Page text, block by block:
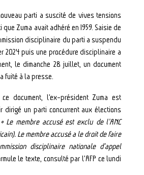
parti a suscité de vives tensions
que Zuma avait adhéré en 1959. Saisie de
disciplinaire du parti a suspendu
2024 puis une procédure disciplinaire a
le dimanche 28 juillet, un document
fuité à la presse.
document, l’ex-président Zuma est
dirigé un parti concurrent aux élections
« Le membre accusé est exclu de l’ANC
Le membre accusé a le droit de faire
disciplinaire nationale d’appel
le texte, consulté par l’AFP ce lundi